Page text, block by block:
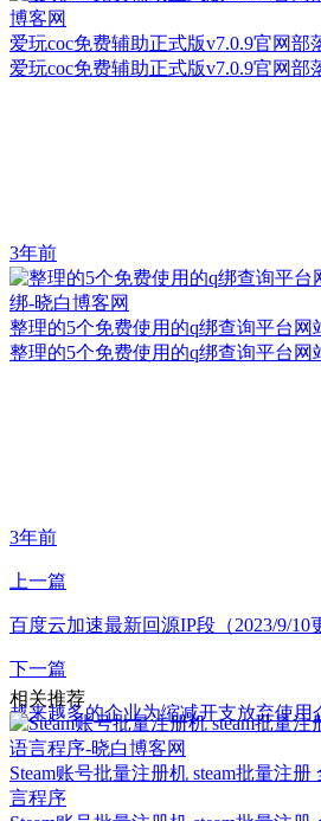
爱玩coc免费辅助正式版v7.0.9官网部
爱玩coc免费辅助正式版v7.0.9官网部
3年前
整理的5个免费使用的q绑查询平台网
整理的5个免费使用的q绑查询平台网
3年前
上一篇
百度云加速最新回源IP段（2023/9/10
下一篇
越来越多的企业为缩减开支放弃使用
相关推荐
Steam账号批量注册机 steam批量注
言程序